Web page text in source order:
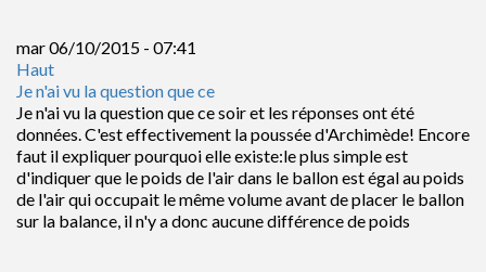
mar 06/10/2015 - 07:41
Haut
Je n'ai vu la question que ce
Je n'ai vu la question que ce soir et les réponses ont été
données. C'est effectivement la poussée d'Archimède! Encore
faut il expliquer pourquoi elle existe:le plus simple est
d'indiquer que le poids de l'air dans le ballon est égal au poids
de l'air qui occupait le même volume avant de placer le ballon
sur la balance, il n'y a donc aucune différence de poids